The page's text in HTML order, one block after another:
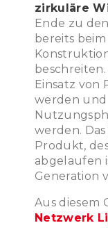
zirkuläre
Ende zu
bereits
Einsatz von
werden
werden.
Produkt,
abgelaufen
Generation
Aus diesem
Netzwerk